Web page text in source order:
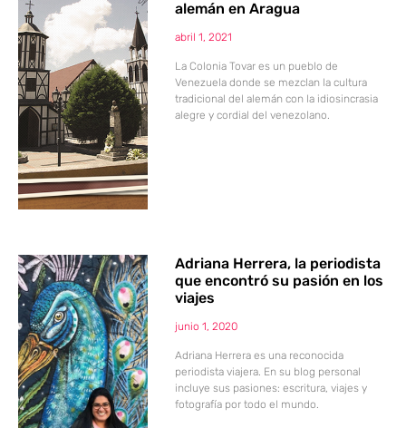
alemán en Aragua
abril 1, 2021
La Colonia Tovar es un pueblo de
Venezuela donde se mezclan la cultura
tradicional del alemán con la idiosincrasia
alegre y cordial del venezolano.
Adriana Herrera, la periodista
que encontró su pasión en los
viajes
junio 1, 2020
Adriana Herrera es una reconocida
periodista viajera. En su blog personal
incluye sus pasiones: escritura, viajes y
fotografía por todo el mundo.